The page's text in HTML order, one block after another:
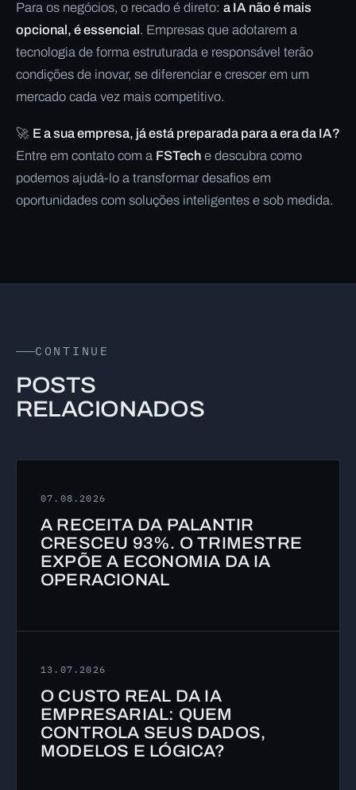
Para os negócios, o recado é direto: a IA não é mais
opcional, é essencial . Empresas que adotarem a
tecnologia de forma estruturada e responsável terão
condições de inovar, se diferenciar e crescer em um
mercado cada vez mais competitivo.
🚀 E a sua empresa, já está preparada para a era da IA?
Entre em contato com a FSTech e descubra como
podemos ajudá-lo a transformar desafios em
oportunidades com soluções inteligentes e sob medida.
CONTINUE
POSTS
RELACIONADOS
07.08.2026
A RECEITA DA PALANTIR
CRESCEU 93%. O TRIMESTRE
EXPÕE A ECONOMIA DA IA
OPERACIONAL
13.07.2026
O CUSTO REAL DA IA
EMPRESARIAL: QUEM
CONTROLA SEUS DADOS,
MODELOS E LÓGICA?